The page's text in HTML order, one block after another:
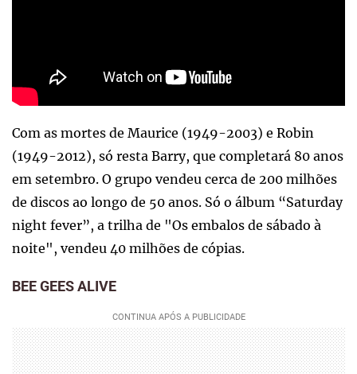
Com as mortes de Maurice (1949-2003) e Robin
(1949-2012), só resta Barry, que completará 80 anos
em setembro. O grupo vendeu cerca de 200 milhões
de discos ao longo de 50 anos. Só o álbum “Saturday
night fever”, a trilha de "Os embalos de sábado à
noite", vendeu 40 milhões de cópias.
BEE GEES ALIVE